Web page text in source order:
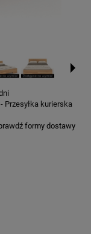
- Przesyłka kurierska
formy dostawy